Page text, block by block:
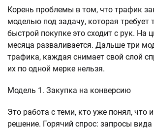
Корень проблемы в том, что трафик
моделью под задачу, которая требует
быстрой покупке это сходит с рук. На
месяца разваливается. Дальше три
трафика, каждая снимает свой слой
их по одной мерке нельзя.
Модель 1. Закупка на конверсию
Это работа с теми, кто уже понял, что
решение. Горячий спрос: запросы вида